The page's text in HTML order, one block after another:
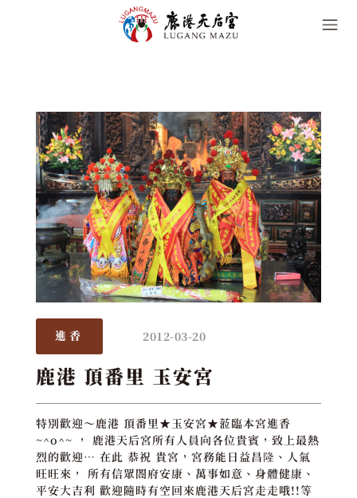
進香 2012-03-20
鹿港 頂番里 玉安宮
特別歡迎～鹿港 頂番里★玉安宮★蒞臨本宮進香
~^o^~ ， 鹿港天后宮所有人員向各位貴賓，致上最熱
烈的歡迎… 在此 恭祝 貴宮，宮務能日益昌隆、人氣
旺旺來， 所有信眾閤府安康、萬事如意、身體健康、
平安大吉利 歡迎隨時有空回來鹿港天后宮走走哦!!等